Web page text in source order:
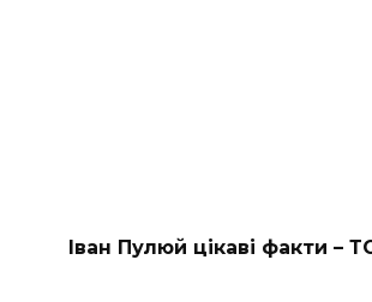
Іван Пулюй цікаві факти –